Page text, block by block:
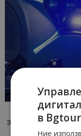
ЗА АКТУАЛНИ
ТУРОПЕРАТОРИ И
в
Ние